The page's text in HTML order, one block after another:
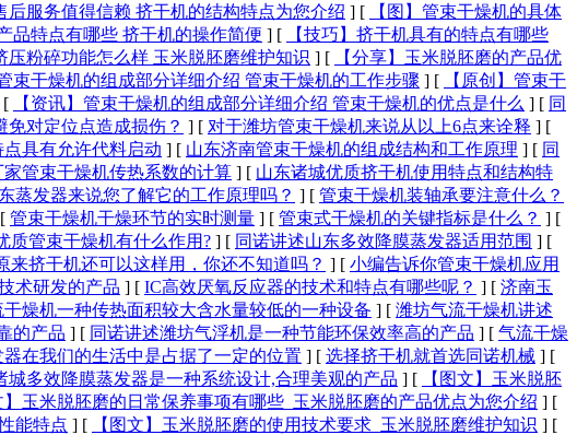
后服务值得信赖 挤干机的结构特点为您介绍 ] [
【图】管束干燥机的具体
品特点有哪些 挤干机的操作简便 ] [
【技巧】挤干机具有的特点有哪些
压粉碎功能怎么样 玉米脱胚磨维护知识 ] [
【分享】玉米脱胚磨的产品优
束干燥机的组成部分详细介绍 管束干燥机的工作步骤 ] [
【原创】管束干
[ 【资讯】管束干燥机的组成部分详细介绍 管束干燥机的优点是什么 ] [ 同
免对定位点造成损伤？ ] [ 对于潍坊管束干燥机来说从以上6点来诠释 ] [
具有允许代料启动 ] [ 山东济南管束干燥机的组成结构和工作原理 ] [ 同
家管束干燥机传热系数的计算 ] [ 山东诸城优质挤干机使用特点和结构特
蒸发器来说您了解它的工作原理吗？ ] [ 管束干燥机装轴承要注意什么？
[ 管束干燥机干燥环节的实时测量 ] [ 管束式干燥机的关键指标是什么？ ] [
质管束干燥机有什么作用? ] [ 同诺讲述山东多效降膜蒸发器适用范围 ] [
来挤干机还可以这样用，你还不知道吗？ ] [ 小编告诉你管束干燥机应用
术研发的产品 ] [ IC高效厌氧反应器的技术和特点有哪些呢？ ] [ 济南玉
燥机一种传热面积较大含水量较低的一种设备 ] [ 潍坊气流干燥机讲述
的产品 ] [ 同诺讲述潍坊气浮机是一种节能环保效率高的产品 ] [ 气流干燥
器在我们的生活中是占据了一定的位置 ] [ 选择挤干机就首选同诺机械 ] [
城多效降膜蒸发器是一种系统设计,合理美观的产品 ] [
【图文】玉米脱胚
】玉米脱胚磨的日常保养事项有哪些_玉米脱胚磨的产品优点为您介绍 ] [
能特点 ] [ 【图文】玉米脱胚磨的使用技术要求_玉米脱胚磨维护知识 ] [